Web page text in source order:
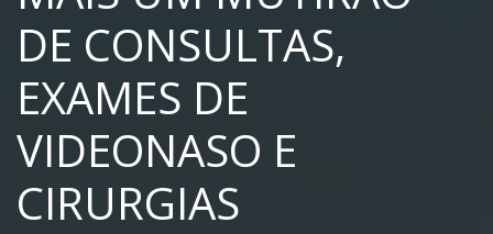
DE CONSULTAS,
EXAMES DE
VIDEONASO E
CIRURGIAS